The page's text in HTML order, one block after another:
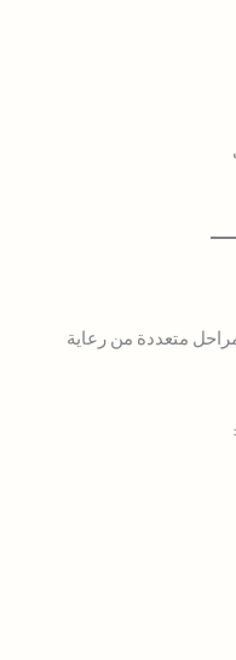
متعددة من رعاية